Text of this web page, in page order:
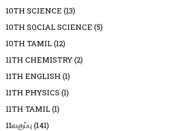
10TH SCIENCE (13)
10TH SOCIAL SCIENCE (5)
10TH TAMIL(12)
11TH CHEMISTRY(2)
11TH ENGLISH (1)
11TH PHYSICS (1)
11TH TAMIL(1)
11வகுப்பு (141)